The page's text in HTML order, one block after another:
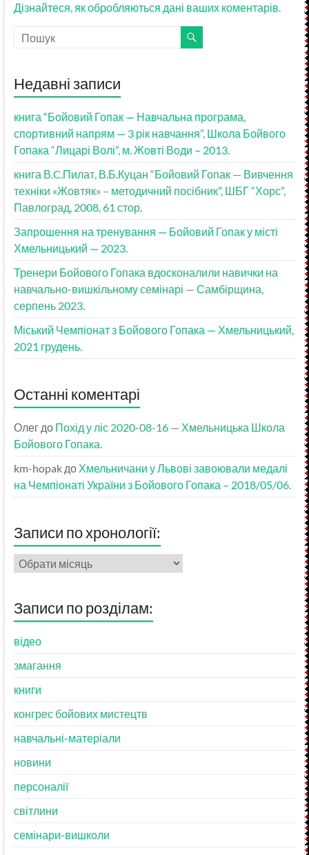
Дізнайтеся, як обробляються дані ваших коментарів.
Недавні записи
книга “Бойовий Гопак — Навчальна програма,
спортивний напрям — 3 рік навчання”, Школа Бойвого
Гопака “Лицарі Волі”, м. Жовті Води – 2013.
книга В.C.Пилат, В.Б.Куцан “Бойовий Гопак — Вивчення
техніки «Жовтяк» – методичний посібник”, ШБГ “Хорс”,
Павлоград, 2008, 61 стор.
Запрошення на тренування — Бойовий Гопак у місті
Хмельницький — 2023.
Тренери Бойового Гопака вдосконалили навички на
навчально-вишкільному семінарі — Самбірщина,
серпень 2023.
Міський Чемпіонат з Бойового Гопака — Хмельницький,
2021 грудень.
Останні коментарі
Олегдо Похід у ліс 2020-08-16 — Хмельницька Школа
Бойового Гопака.
km-hopakдо Хмельничани у Львові завоювали медалі
на Чемпіонаті України з Бойового Гопака – 2018/05/06.
Записи по хронології:
Записи
по
Записи по розділам:
відео
змагання
книги
конгрес бойових мистецтв
навчальні-матеріали
новини
персоналії
світлини
семінари-вишколи